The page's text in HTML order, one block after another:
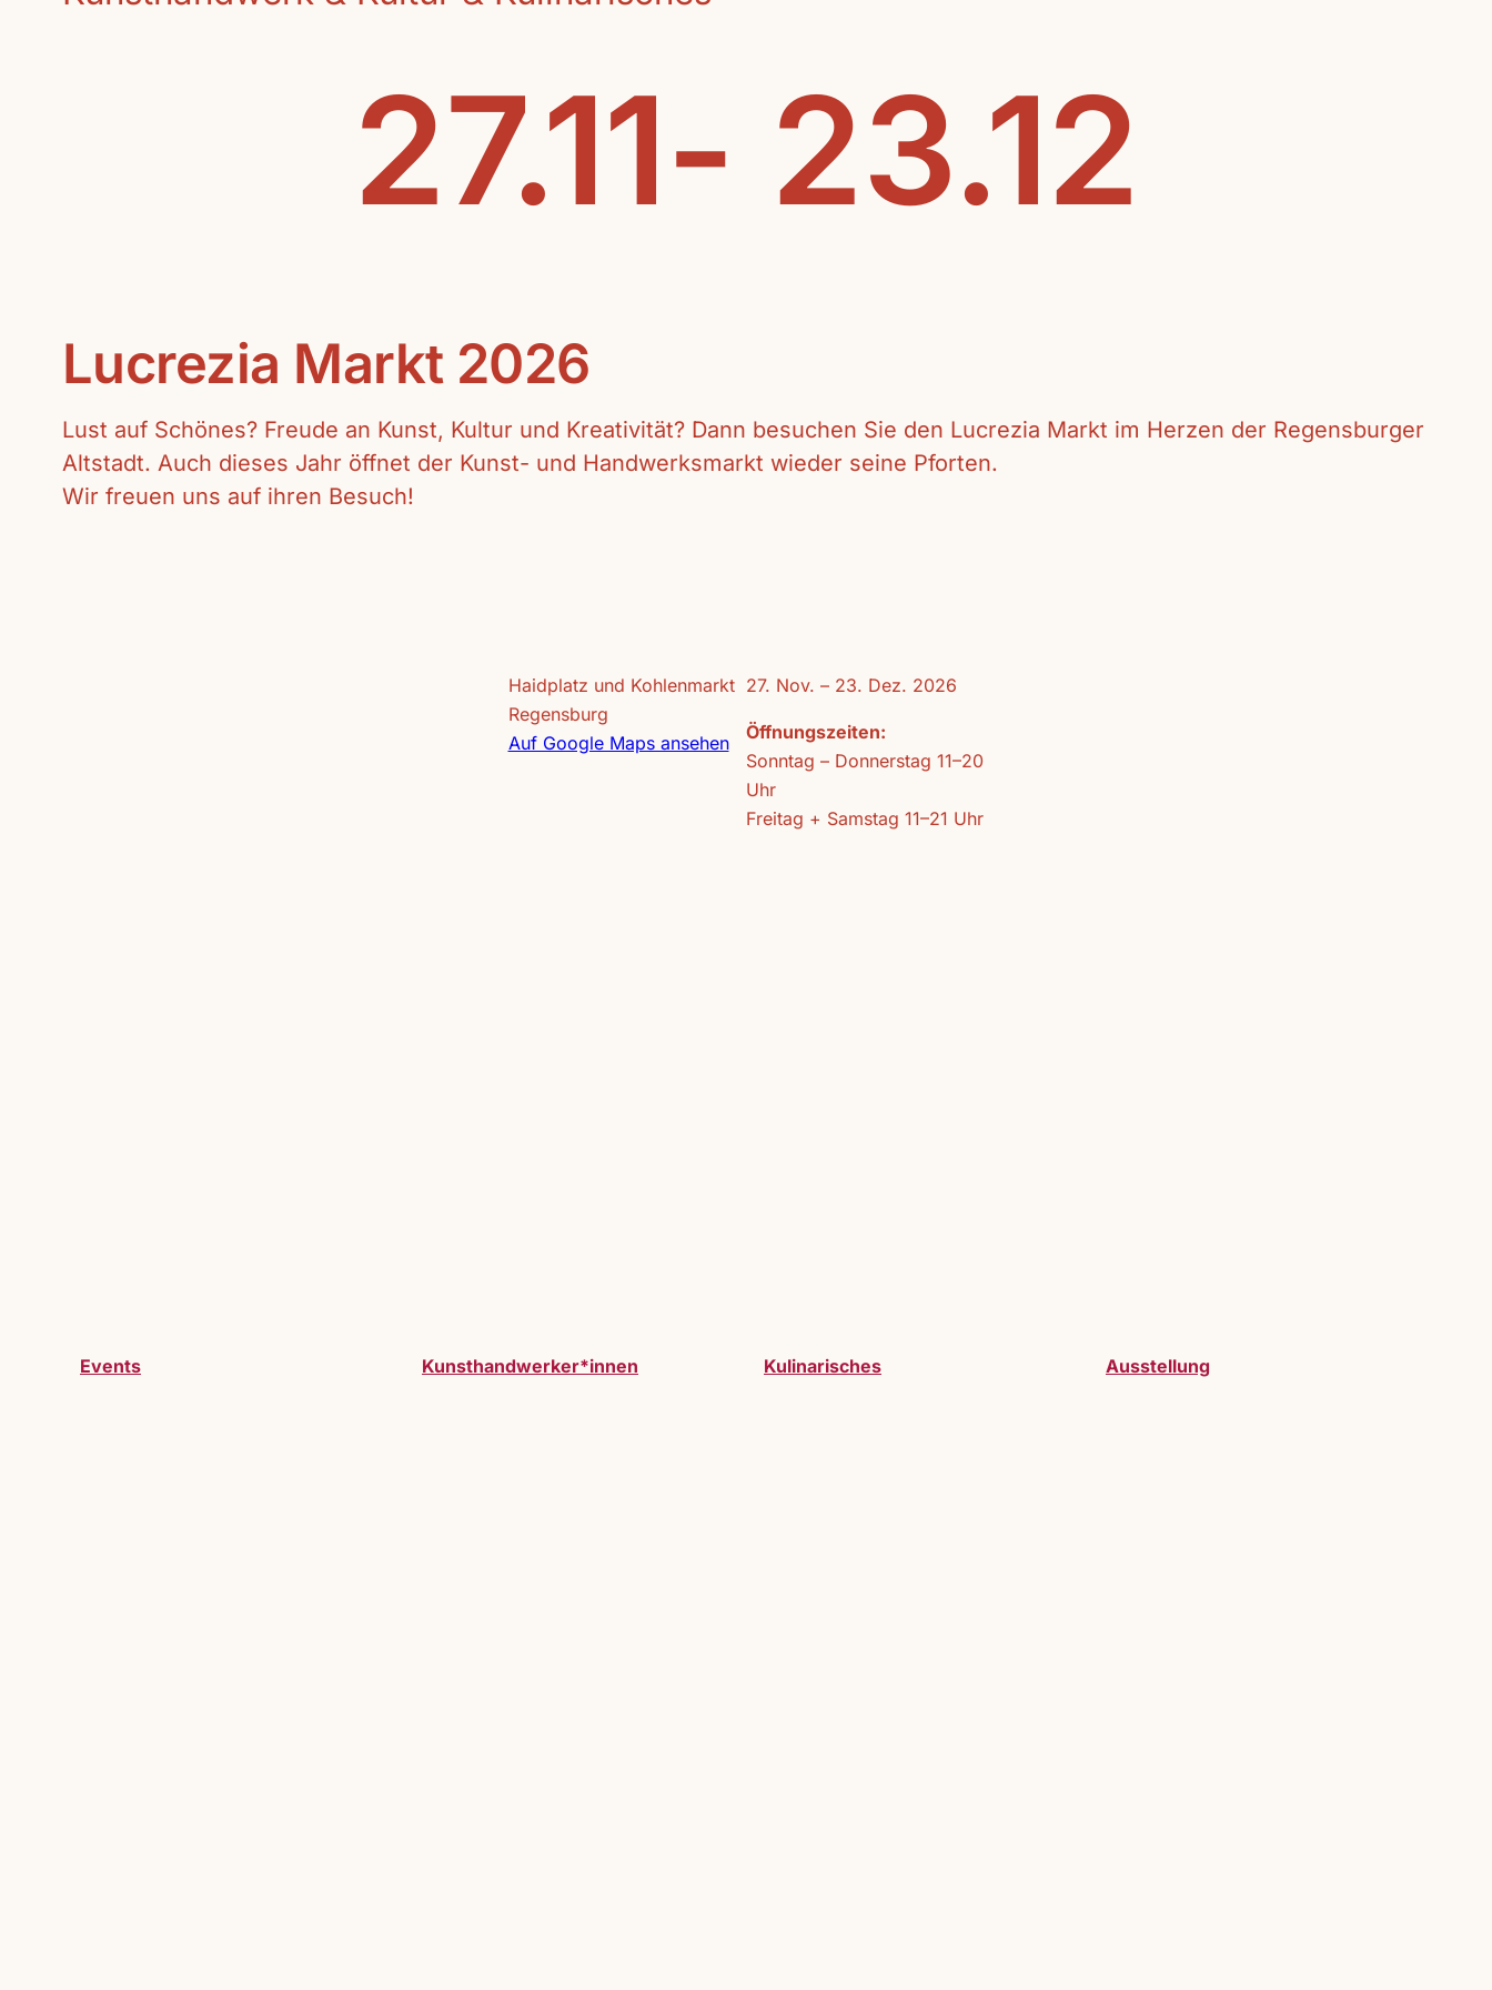
27.11- 23.12
Lucrezia Markt 2026
Lust auf Schönes? Freude an Kunst, Kultur und Kreativität? Dann besuchen Sie den Lucrezia Markt im Herzen der Regensburger
Altstadt. Auch dieses Jahr öffnet der Kunst- und Handwerksmarkt wieder seine Pforten.
Wir freuen uns auf ihren Besuch!
Haidplatz und Kohlenmarkt
Regensburg
Auf Google Maps ansehen
27. Nov. – 23. Dez. 2026
Öffnungszeiten:
Sonntag – Donnerstag 11–20
Uhr
Freitag + Samstag 11–21 Uhr
Events Kunsthandwerker*innen Kulinarisches Ausstellung